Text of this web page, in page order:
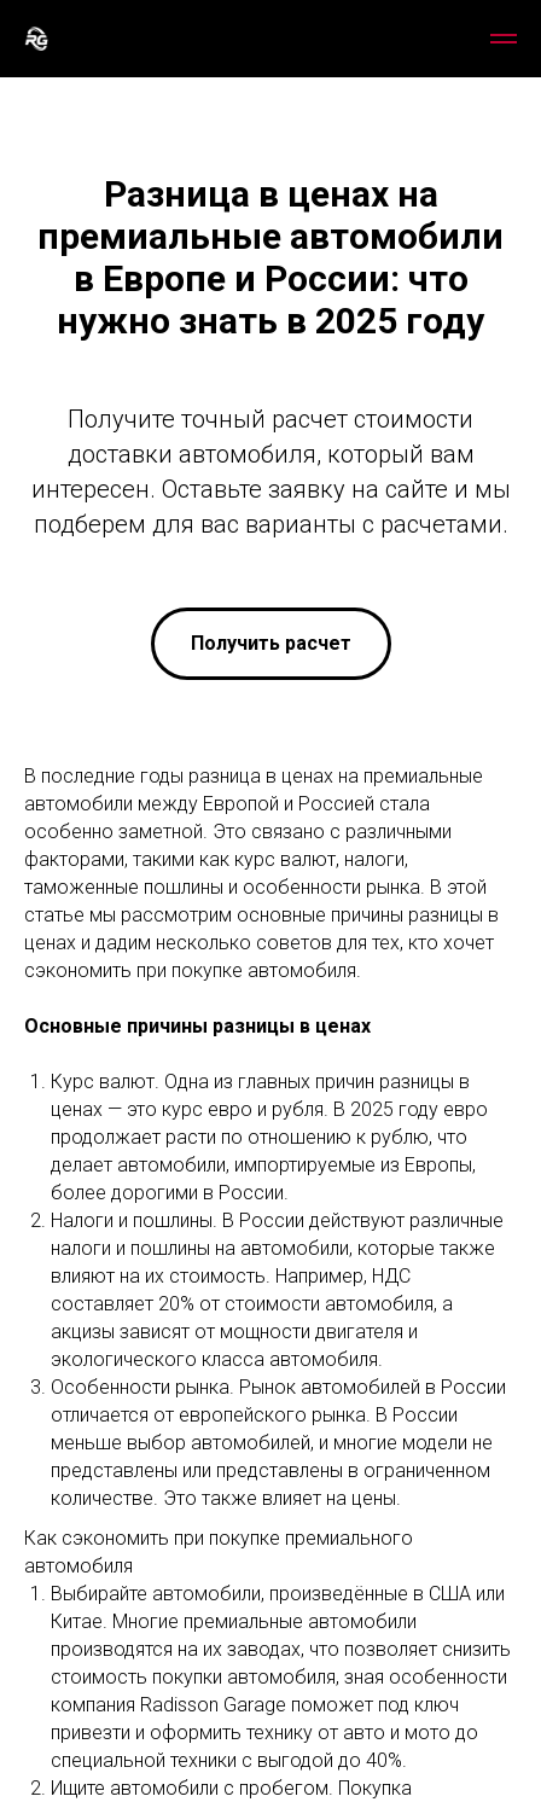
Разница в ценах на
премиальные автомобили
в Европе и России: что
нужно знать в 2025 году
Получите точный расчет стоимости
доставки автомобиля, который вам
интересен. Оставьте заявку на сайте и мы
подберем для вас варианты с расчетами.
Получить расчет
В последние годы разница в ценах на премиальные
автомобили между Европой и Россией стала
особенно заметной. Это связано с различными
факторами, такими как курс валют, налоги,
таможенные пошлины и особенности рынка. В этой
статье мы рассмотрим основные причины разницы в
ценах и дадим несколько советов для тех, кто хочет
сэкономить при покупке автомобиля.
Основные причины разницы в ценах
Курс валют. Одна из главных причин разницы в
ценах — это курс евро и рубля. В 2025 году евро
продолжает расти по отношению к рублю, что
делает автомобили, импортируемые из Европы,
более дорогими в России.
Налоги и пошлины. В России действуют различные
налоги и пошлины на автомобили, которые также
влияют на их стоимость. Например, НДС
составляет 20% от стоимости автомобиля, а
акцизы зависят от мощности двигателя и
экологического класса автомобиля.
Особенности рынка. Рынок автомобилей в России
отличается от европейского рынка. В России
меньше выбор автомобилей, и многие модели не
представлены или представлены в ограниченном
количестве. Это также влияет на цены.
Как сэкономить при покупке премиального
автомобиля
Выбирайте автомобили, произведённые в США или
Китае. Многие премиальные автомобили
производятся на их заводах, что позволяет снизить
стоимость покупки автомобиля, зная особенности
компания Radisson Garage поможет под ключ
привезти и оформить технику от авто и мото до
специальной техники с выгодой до 40%.
Ищите автомобили с пробегом. Покупка